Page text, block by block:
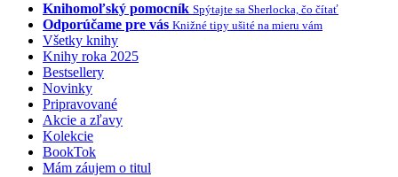
Knihomoľský pomocník Spýtajte sa Sherlocka, čo čítať
Odporúčame pre vás Knižné tipy ušité na mieru vám
Všetky knihy
Knihy roka 2025
Bestsellery
Novinky
Pripravované
Akcie a zľavy
Kolekcie
BookTok
Mám záujem o titul